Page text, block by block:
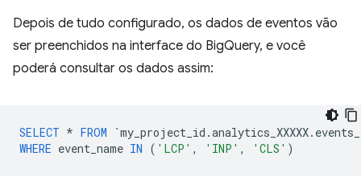
Depois de tudo configurado, os dados de eventos vão
ser preenchidos na interface do BigQuery, e você
poderá consultar os dados assim:
SELECT * FROM `my_project_id .analytics_XXXXX. events_
WHERE event_name IN ( 'LCP' , 'INP' , 'CLS' )